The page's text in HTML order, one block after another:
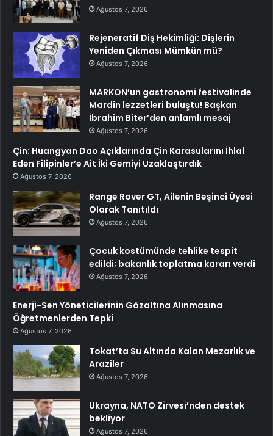
Ağustos 7, 2026
Rejeneratif Diş Hekimliği: Dişlerin
Yeniden Çıkması Mümkün mü?
Ağustos 7, 2026
MARKON’un gastronomi festivalinde
Mardin lezzetleri buluştu! Başkan
İbrahim Biter’den anlamlı mesaj
Ağustos 7, 2026
Çin: Huangyan Dao Açıklarında Çin Karasularını İhlal
Eden Filipinler’e Ait İki Gemiyi Uzaklaştırdık
Ağustos 7, 2026
Range Rover GT, Ailenin Beşinci Üyesi
Olarak Tanıtıldı
Ağustos 7, 2026
Çocuk kostümünde tehlike tespit
edildi; bakanlık toplatma kararı verdi
Ağustos 7, 2026
Enerji-Sen Yöneticilerinin Gözaltına Alınmasına
Öğretmenlerden Tepki
Ağustos 7, 2026
Tokat’ta Su Altında Kalan Mezarlık ve
Araziler
Ağustos 7, 2026
Ukrayna, NATO Zirvesi’nden destek
bekliyor
Ağustos 7, 2026